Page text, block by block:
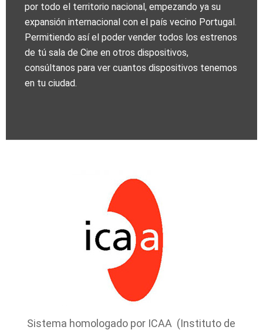
por todo el territorio nacional, empezando ya su
expansión internacional con el país vecino Portugal.
Permitiendo así el poder vender todos los estrenos
de tú sala de Cine en otros dispositivos,
consúltanos para ver cuantos dispositivos tenemos
en tu ciudad.
Sistema homologado por ICAA (Instituto de